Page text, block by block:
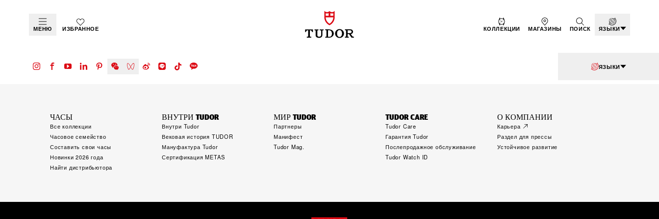
МЕНЮ ИЗБРАННОЕ КОЛЛЕКЦИИ МАГАЗИНЫ ПОИСК ЯЗЫКИ
ЧАСЫ
Все коллекции
Часовое семейство
Составить свои часы
Новинки 2026 года
Найти дистрибьютора
ВНУТРИ TUDOR
Внутри Tudor
Вековая история TUDOR
Мануфактура Tudor
Сертификация METAS
МИР TUDOR
Партнеры
Манифест
Tudor Mag.
TUDOR CARE
Tudor Care
Гарантия Tudor
Послепродажное обслуживание
Tudor Watch ID
О КОМПАНИИ
Карьера
Раздел для прессы
Устойчивое развитие
ЯЗЫКИ